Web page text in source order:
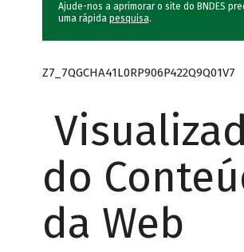
Ajude-nos a aprimorar o site do BNDES
uma rápida pesquisa.
Z7_7QGCHA41L0RP906P422Q9Q01V7
do
da Web